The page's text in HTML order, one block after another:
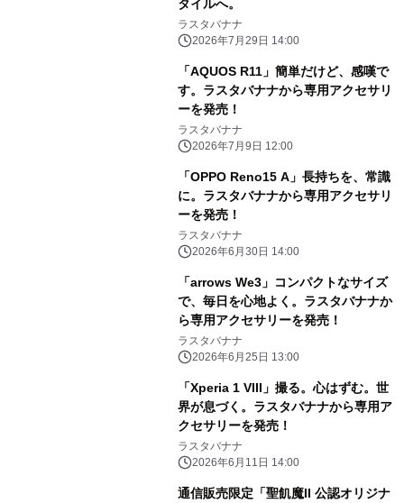
タイルへ。
ラスタバナナ
2026年7月29日 14:00
「AQUOS R11」簡単だけど、感嘆で
す。ラスタバナナから専用アクセサリ
ーを発売！
ラスタバナナ
2026年7月9日 12:00
「OPPO Reno15 A」長持ちを、常識
に。ラスタバナナから専用アクセサリ
ーを発売！
ラスタバナナ
2026年6月30日 14:00
「arrows We3」コンパクトなサイズ
で、毎日を心地よく。ラスタバナナか
ら専用アクセサリーを発売！
ラスタバナナ
2026年6月25日 13:00
「Xperia 1 VIII」撮る。心はずむ。世
界が息づく。ラスタバナナから専用ア
クセサリーを発売！
ラスタバナナ
2026年6月11日 14:00
通信販売限定「聖飢魔II 公認オリジナ